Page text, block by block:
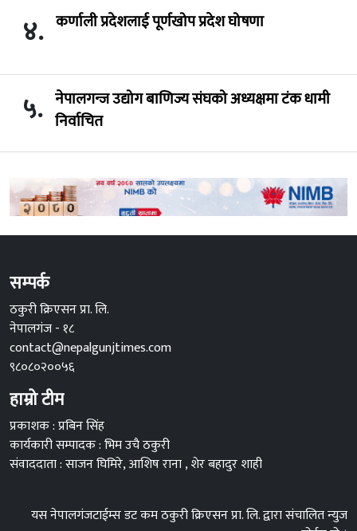
४. कर्णाली प्रदेशलाई पूर्णखोप प्रदेश घोषणा
५. नेपालगन्ज उद्योग बाणिज्य संघको अध्यक्षमा टंक धामी
निर्वाचित
सम्पर्क
ठकुरी क्रिएसन प्रा. लि.
नेपालगंज - १८
contact@nepalgunjtimes.com
९८०८०२००५६
हाम्रो टीम
प्रकाशक : प्रबिन सिंह
कार्यकारी सम्पादक : भिम उचै ठकुरी
संवाददाता : साजन घिमिरे, आशिष राना , शेर बहादुर शाही
यस नेपालगंजटाईम्स डट कम ठकुरी क्रिएसन प्रा. लि. द्वारा संचालित न्युज